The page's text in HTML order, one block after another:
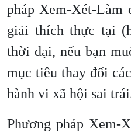
pháp Xem-Xét-Làm
giải thích thực tại
thời đại, nếu bạn
mục tiêu thay đổi
hành vi xã hội sai
Phương pháp Xem-